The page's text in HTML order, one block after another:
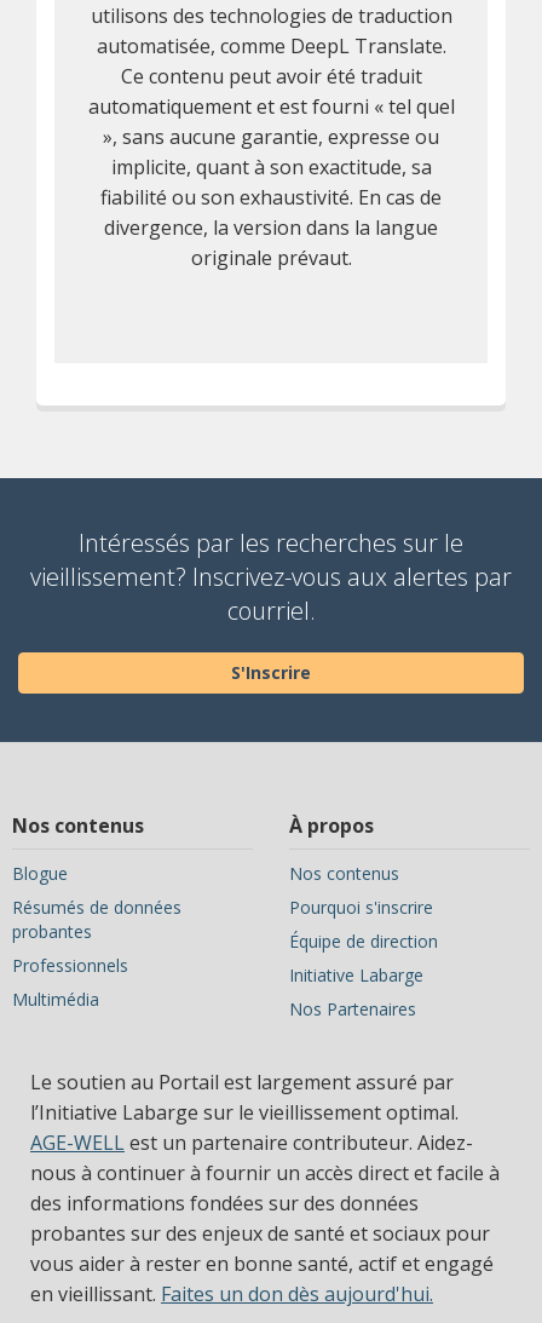
utilisons des technologies de traduction
automatisée, comme DeepL Translate.
Ce contenu peut avoir été traduit
automatiquement et est fourni « tel quel
», sans aucune garantie, expresse ou
implicite, quant à son exactitude, sa
fiabilité ou son exhaustivité. En cas de
divergence, la version dans la langue
originale prévaut.
Intéressés par les recherches sur le
vieillissement? Inscrivez-vous aux alertes par
courriel.
S'Inscrire
Nos contenus
Blogue
Résumés de données
probantes
Professionnels
Multimédia
À propos
Nos contenus
Pourquoi s'inscrire
Équipe de direction
Initiative Labarge
Nos Partenaires
Le soutien au Portail est largement assuré par
l’Initiative Labarge sur le vieillissement optimal.
AGE-WELLest un partenaire contributeur. Aidez-
nous à continuer à fournir un accès direct et facile à
des informations fondées sur des données
probantes sur des enjeux de santé et sociaux pour
vous aider à rester en bonne santé, actif et engagé
en vieillissant. Faites un don dès aujourd'hui.